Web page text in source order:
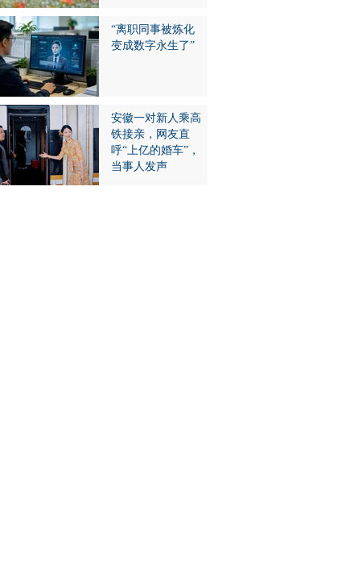
“离职同事被炼化
变成数字永生了”
安徽一对新人乘高
铁接亲，网友直
呼“上亿的婚车”，
当事人发声